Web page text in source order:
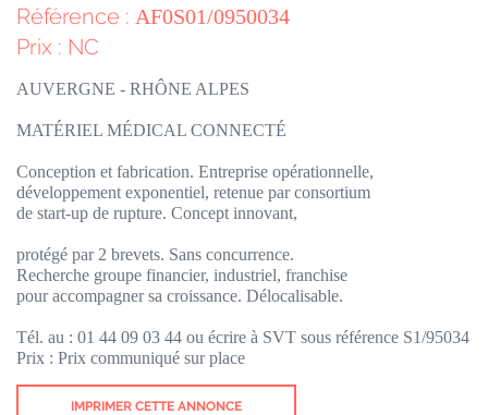
Référence : AF0S01/0950034
Prix : NC
AUVERGNE - RHÔNE ALPES
MATÉRIEL MÉDICAL CONNECTÉ
Conception et fabrication. Entreprise opérationnelle,
développement exponentiel, retenue par consortium
de start-up de rupture. Concept innovant,
protégé par 2 brevets. Sans concurrence.
Recherche groupe financier, industriel, franchise
pour accompagner sa croissance. Délocalisable.
Tél. au : 01 44 09 03 44 ou écrire à SVT sous référence S1/95034
Prix : Prix communiqué sur place
IMPRIMER CETTE ANNONCE